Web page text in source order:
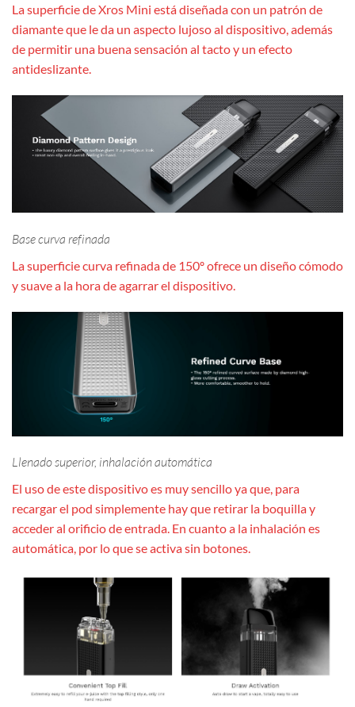
La superficie de Xros Mini está diseñada con un patrón de
diamante que le da un aspecto lujoso al dispositivo, además
de permitir una buena sensación al tacto y un efecto
antideslizante.
Base curva refinada
La superficie curva refinada de 150º ofrece un diseño cómodo
y suave a la hora de agarrar el dispositivo.
Llenado superior, inhalación automática
El uso de este dispositivo es muy sencillo ya que, para
recargar el pod simplemente hay que retirar la boquilla y
acceder al orificio de entrada. En cuanto a la inhalación es
automática, por lo que se activa sin botones.